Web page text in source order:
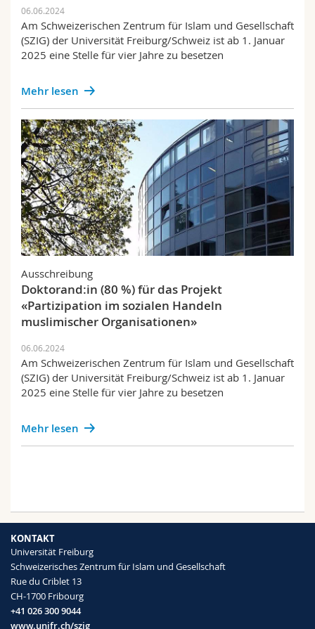
06.06.2024
Am Schweizerischen Zentrum für Islam und Gesellschaft
(SZIG) der Universität Freiburg/Schweiz ist ab 1. Januar
2025 eine Stelle für vier Jahre zu besetzen
Mehr lesen
Ausschreibung
Doktorand:in (80 %) für das Projekt
«Partizipation im sozialen Handeln
muslimischer Organisationen»
06.06.2024
Am Schweizerischen Zentrum für Islam und Gesellschaft
(SZIG) der Universität Freiburg/Schweiz ist ab 1. Januar
2025 eine Stelle für vier Jahre zu besetzen
Mehr lesen
KONTAKT
Universität Freiburg
Schweizerisches Zentrum für Islam und Gesellschaft
Rue du Criblet 13
CH-1700 Fribourg
+41 026 300 9044
www.unifr.ch/szig